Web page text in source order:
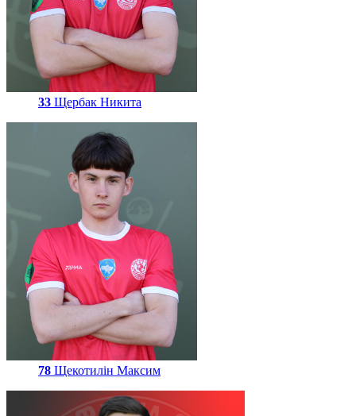
33 Щербак Никита
78 Щекотилін Максим